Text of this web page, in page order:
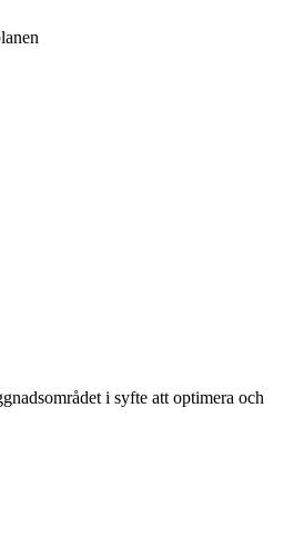
i syfte att optimera och